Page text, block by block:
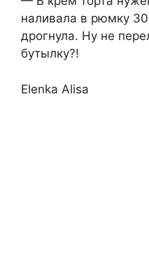
наливала в рюмку
дрогнула. Ну не
бутылку?!
Elenka Alisa